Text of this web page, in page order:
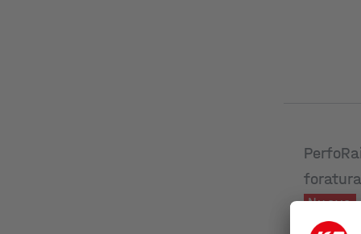
foratura
Nuovo
Codice